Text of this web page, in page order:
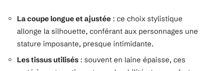
La coupe longue et ajustée : ce choix stylistique
allonge la silhouette, conférant aux personnages une
stature imposante, presque intimidante.
Les tissus utilisés : souvent en laine épaisse, ces